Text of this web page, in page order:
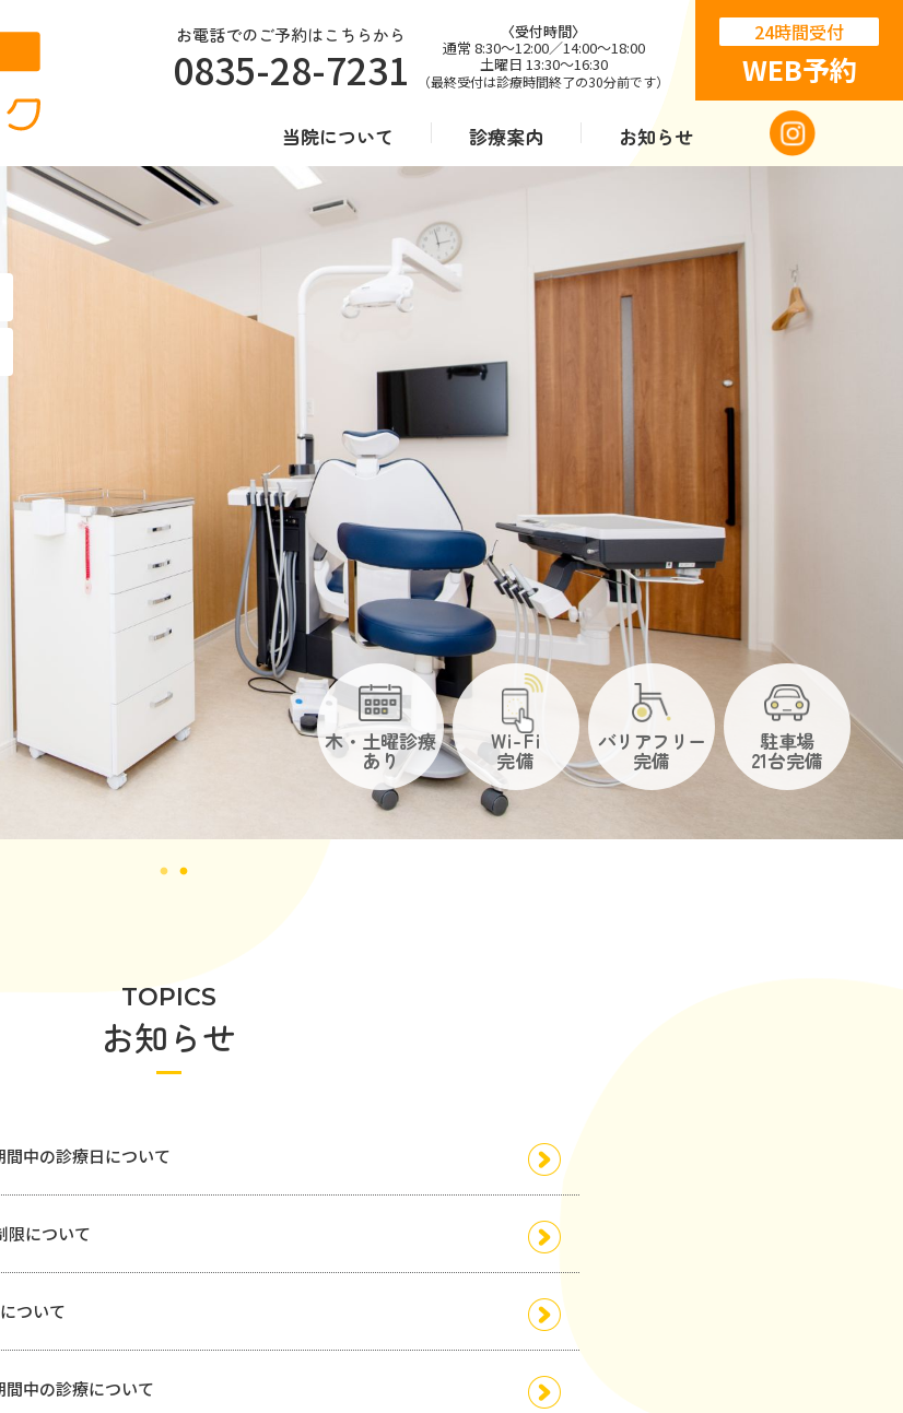
お電話でのご予約はこちらから
0835-28-7231
〈受付時間〉
通常 8:30〜12:00／14:00〜18:00
土曜日 13:30〜16:30
（最終受付は診療時間終了の30分前です）
24時間受付
WEB予約
当院について 診療案内 お知らせ
木・土曜診療
あり
Wi-Fi
完備
バリアフリー
完備
駐車場
21台完備
TOPICS
お知らせ
間中の診療日について
限について
ついて
間中の診療について